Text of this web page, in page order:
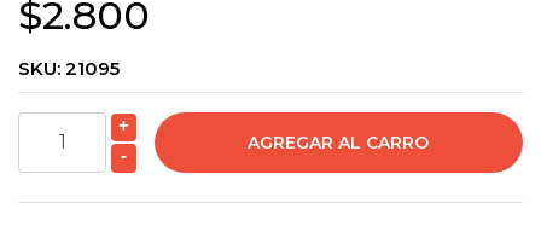
$2.800
SKU: 21095
+
-